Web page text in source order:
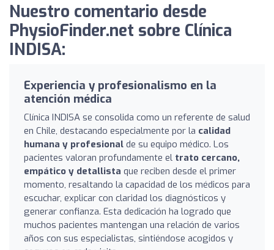
Nuestro comentario desde
PhysioFinder.net sobre Clínica
INDISA:
Experiencia y profesionalismo en la
atención médica
Clínica INDISA se consolida como un referente de salud
en Chile, destacando especialmente por la calidad
humana y profesional de su equipo médico. Los
pacientes valoran profundamente el trato cercano,
empático y detallista que reciben desde el primer
momento, resaltando la capacidad de los médicos para
escuchar, explicar con claridad los diagnósticos y
generar confianza. Esta dedicación ha logrado que
muchos pacientes mantengan una relación de varios
años con sus especialistas, sintiéndose acogidos y